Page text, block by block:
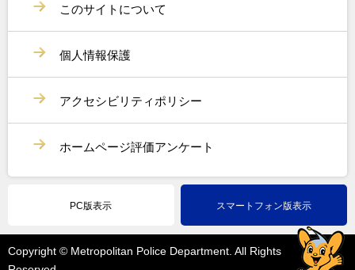
このサイトについて
個人情報保護
アクセシビリティポリシー
ホームページ評価アンケート
PC版表示 スマートフォン版表示
Copyright © Metropolitan Police Department. All Rights